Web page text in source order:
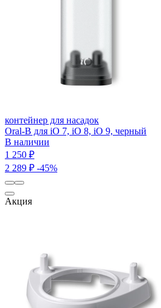
контейнер для насадок
Oral-B для iO 7, iO 8, iO 9, черный
В наличии
1 250 ₽
2 289 ₽ -45%
Акция